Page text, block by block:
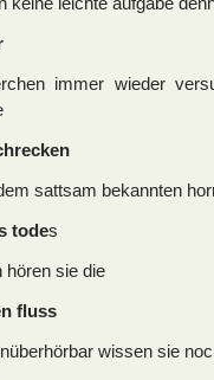
immer wieder
sattsam bekannten
todes
hören sie die
fluss
wissen sie